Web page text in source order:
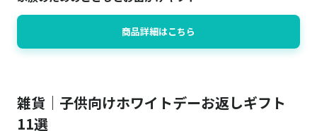
商品詳細はこちら
雑貨｜子供向けホワイトデーお返しギフト
11選